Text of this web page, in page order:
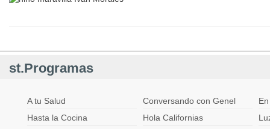
st.Programas
A tu Salud Conversando con Genel
Hasta la Cocina
Hola Californias